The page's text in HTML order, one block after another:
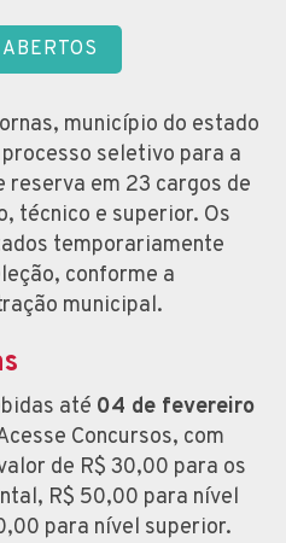
município do estado
seletivo para a
em 23 cargos de
técnico e superior. Os
temporariamente
conforme a
municipal.
até 04 de fevereiro
Concursos, com
de R$ 30,00 para os
R$ 50,00 para nível
para nível superior.